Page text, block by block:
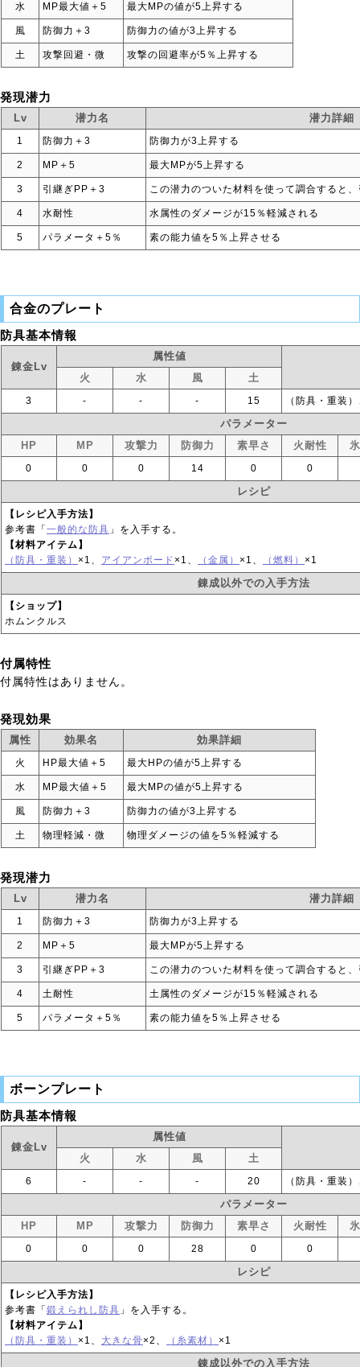
水 MP最大値＋5 最大MPの値が5上昇する
風 防御力＋3 防御力の値が3上昇する
土 攻撃回避・微 攻撃の回避率が5％上昇する
発現潜力
Lv 潜力名 潜力詳細
1 防御力＋3 防御力が3上昇する
2 MP＋5 最大MPが5上昇する
3 引継ぎPP＋3 この潜力のついた材料を使って調合すると
4 水耐性 水属性のダメージが15％軽減される
5 パラメータ＋5％ 素の能力値を5％上昇させる
合金のプレート
防具基本情報
錬金Lv
属性値
火
水 風 土
3 ‐ ‐ ‐ 15 （防具・重装
パラメーター
HP
MP 攻撃力 防御力 素早さ 火耐性
0 0 0 14 0 0
レシピ
【レシピ入手方法】
参考書「 一般的な防具 」を入手する。
【材料アイテム】
（防具・重装） ×1、 アイアンボード ×1、 （金属） ×1、 （燃料） ×1
錬成以外での入手方法
【ショップ】
ホムンクルス
付属特性
付属特性はありません。
発現効果
属性 効果名 効果詳細
火 HP最大値＋5 最大HPの値が5上昇する
水 MP最大値＋5 最大MPの値が5上昇する
風 防御力＋3 防御力の値が3上昇する
土 物理軽減・微 物理ダメージの値を5％軽減する
発現潜力
Lv 潜力名 潜力詳細
1 防御力＋3 防御力が3上昇する
2 MP＋5 最大MPが5上昇する
3 引継ぎPP＋3 この潜力のついた材料を使って調合すると
4 土耐性 土属性のダメージが15％軽減される
5 パラメータ＋5％ 素の能力値を5％上昇させる
ボーンプレート
防具基本情報
錬金Lv
属性値
火
水 風 土
6 ‐ ‐ ‐ 20 （防具・重装
パラメーター
HP
MP 攻撃力 防御力 素早さ 火耐性
0 0 0 28 0 0
レシピ
【レシピ入手方法】
参考書「 鍛えられし防具 」を入手する。
【材料アイテム】
（防具・重装） ×1、 大きな骨×2、 （糸素材） ×1
錬成以外での入手方法